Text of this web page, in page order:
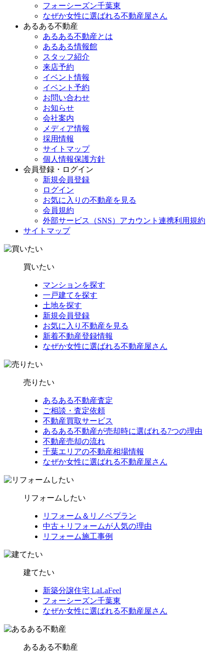
フォーシーズン千葉東
なぜか女性に選ばれる不動産屋さん
あるある不動産
あるある不動産とは
あるある情報館
スタッフ紹介
来店予約
イベント情報
イベント予約
お問い合わせ
お知らせ
会社案内
メディア情報
採用情報
サイトマップ
個人情報保護方針
会員登録・ログイン
新規会員登録
ログイン
お気に入りの不動産を見る
会員規約
外部サービス（SNS）アカウント連携利用規約
サイトマップ
買いたい
マンションを探す
一戸建てを探す
土地を探す
新規会員登録
お気に入り不動産を見る
新着不動産登録情報
なぜか女性に選ばれる不動産屋さん
売りたい
あるある不動産査定
ご相談・査定依頼
不動産買取サービス
あるある不動産が売却時に選ばれる7つの理由
不動産売却の流れ
千葉エリアの不動産相場情報
なぜか女性に選ばれる不動産屋さん
リフォームしたい
リフォーム＆リノベプラン
中古＋リフォームが人気の理由
リフォーム施工事例
建てたい
新築分譲住宅 LaLaFeel
フォーシーズン千葉東
なぜか女性に選ばれる不動産屋さん
あるある不動産